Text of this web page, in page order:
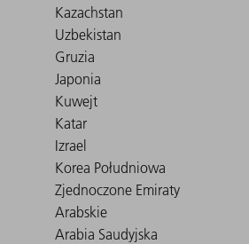
Kazachstan
Uzbekistan
Gruzia
Japonia
Kuwejt
Katar
Izrael
Korea Południowa
Zjednoczone Emiraty
Arabskie
Arabia Saudyjska